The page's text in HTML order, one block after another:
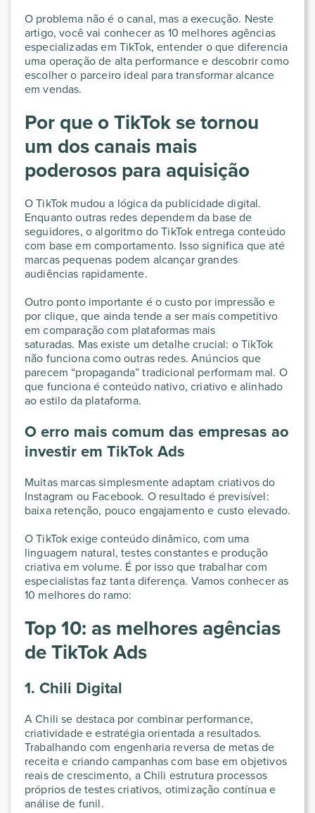
O problema não é o canal, mas a execução. Neste
artigo, você vai conhecer as 10 melhores agências
especializadas em TikTok, entender o que diferencia
uma operação de alta performance e descobrir como
escolher o parceiro ideal para transformar alcance
em vendas.
Por que o TikTok se tornou
um dos canais mais
poderosos para aquisição
O TikTok mudou a lógica da publicidade digital.
Enquanto outras redes dependem da base de
seguidores, o algoritmo do TikTok entrega conteúdo
com base em comportamento. Isso significa que até
marcas pequenas podem alcançar grandes
audiências rapidamente.
Outro ponto importante é o custo por impressão e
por clique, que ainda tende a ser mais competitivo
em comparação com plataformas mais
saturadas. Mas existe um detalhe crucial: o TikTok
não funciona como outras redes. Anúncios que
parecem “propaganda” tradicional performam mal. O
que funciona é conteúdo nativo, criativo e alinhado
ao estilo da plataforma.
O erro mais comum das empresas ao
investir em TikTok Ads
Muitas marcas simplesmente adaptam criativos do
Instagram ou Facebook. O resultado é previsível:
baixa retenção, pouco engajamento e custo elevado.
O TikTok exige conteúdo dinâmico, com uma
linguagem natural, testes constantes e produção
criativa em volume. É por isso que trabalhar com
especialistas faz tanta diferença. Vamos conhecer as
10 melhores do ramo:
Top 10: as melhores agências
de TikTok Ads
1. Chili Digital
A Chili se destaca por combinar performance,
criatividade e estratégia orientada a resultados.
Trabalhando com engenharia reversa de metas de
receita e criando campanhas com base em objetivos
reais de crescimento, a Chili estrutura processos
próprios de testes criativos, otimização contínua e
análise de funil.